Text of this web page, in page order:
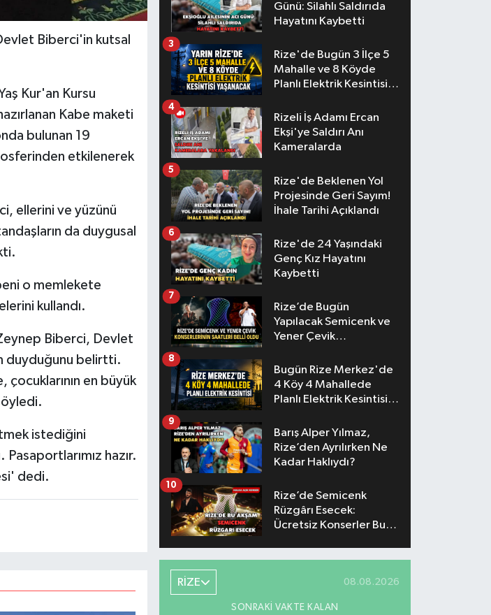
Biberci'in kutsal
Kur'an Kursu
Kabe maketi
bulunan 19
etkilenerek
ellerini ve yüzünü
da duygusal
o memlekete
kullandı.
Biberci, Devlet
duyduğunu belirtti.
çocuklarının en büyük
istediğini
hazır.
dedi.
Günü: Silahlı Saldırıda
Hayatını Kaybetti
Rize'de Bugün 3 İlçe 5
Mahalle ve 8 Köyde
Planlı Elektrik Kesintisi
3
Rizeli İş Adamı Ercan
Ekşi'ye Saldırı Anı
Kameralarda
4
Rize'de Beklenen Yol
Projesinde Geri Sayım!
İhale Tarihi Açıklandı
5
Rize'de 24 Yaşındaki
Genç Kız Hayatını
Kaybetti
6
Rize’de Bugün
Yapılacak Semicenk ve
Yener Çevik
Belli Oldu
7
Bugün Rize Merkez'de
4 Köy 4 Mahallede
Planlı Elektrik Kesintisi
8
Barış Alper Yılmaz,
Rize’den Ayrılırken Ne
Kadar Haklıydı?
9
Rize’de Semicenk
Rüzgârı Esecek:
Ücretsiz Konserler Bu
10
RİZE 08.08.2026
SONRAKI VAKTE KALAN